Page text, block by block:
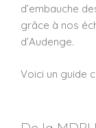
d’embauche
grâce à nos
d’Audenge.
Voici un guide